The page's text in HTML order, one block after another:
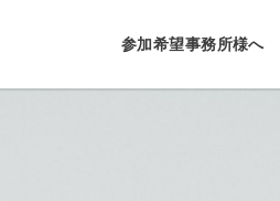
参加希望事務所様へ